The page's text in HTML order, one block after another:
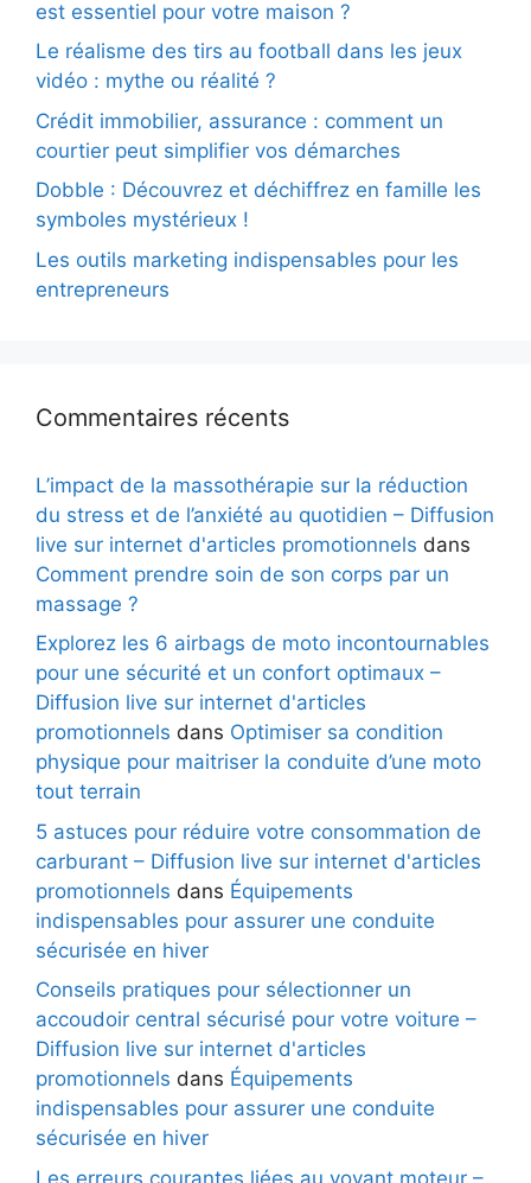
est essentiel pour votre maison ?
Le réalisme des tirs au football dans les jeux
vidéo : mythe ou réalité ?
Crédit immobilier, assurance : comment un
courtier peut simplifier vos démarches
Dobble : Découvrez et déchiffrez en famille les
symboles mystérieux !
Les outils marketing indispensables pour les
entrepreneurs
Commentaires récents
L’impact de la massothérapie sur la réduction
du stress et de l’anxiété au quotidien – Diffusion
live sur internet d'articles promotionnels dans
Comment prendre soin de son corps par un
massage ?
Explorez les 6 airbags de moto incontournables
pour une sécurité et un confort optimaux –
Diffusion live sur internet d'articles
promotionnels dans Optimiser sa condition
physique pour maitriser la conduite d’une moto
tout terrain
5 astuces pour réduire votre consommation de
carburant – Diffusion live sur internet d'articles
promotionnels dans Équipements
indispensables pour assurer une conduite
sécurisée en hiver
Conseils pratiques pour sélectionner un
accoudoir central sécurisé pour votre voiture –
Diffusion live sur internet d'articles
promotionnels dans Équipements
indispensables pour assurer une conduite
sécurisée en hiver
Les erreurs courantes liées au voyant moteur –